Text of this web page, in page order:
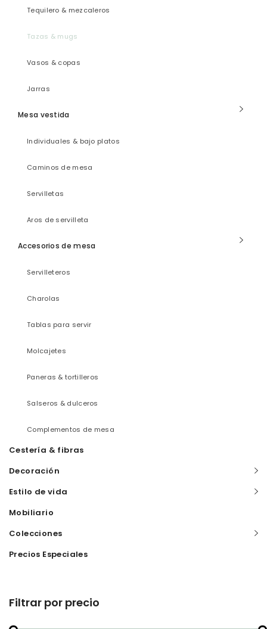
Tequilero & mezcaleros
Tazas & mugs
Vasos & copas
Jarras
Mesa vestida
Individuales & bajo platos
Caminos de mesa
Servilletas
Aros de servilleta
Accesorios de mesa
Servilleteros
Charolas
Tablas para servir
Molcajetes
Paneras & tortilleros
Salseros & dulceros
Complementos de mesa
Cestería & fibras
Decoración
Estilo de vida
Mobiliario
Colecciones
Precios Especiales
Filtrar por precio